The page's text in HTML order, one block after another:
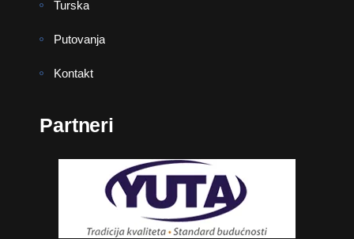
Turska
Putovanja
Kontakt
Partneri